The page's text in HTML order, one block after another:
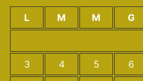
L M M G
3
4 5 6